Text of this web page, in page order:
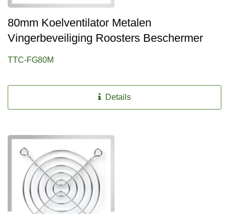
80mm Koelventilator Metalen
Vingerbeveiliging Roosters Beschermer
TTC-FG80M
Details